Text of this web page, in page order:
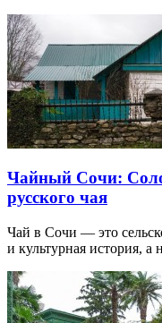
Чайный Сочи:
русского чая
Чай в Сочи — это
и культурная история, а